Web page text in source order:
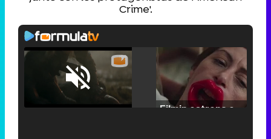
Crime'.
Unmute /
Loaded:
25.30%